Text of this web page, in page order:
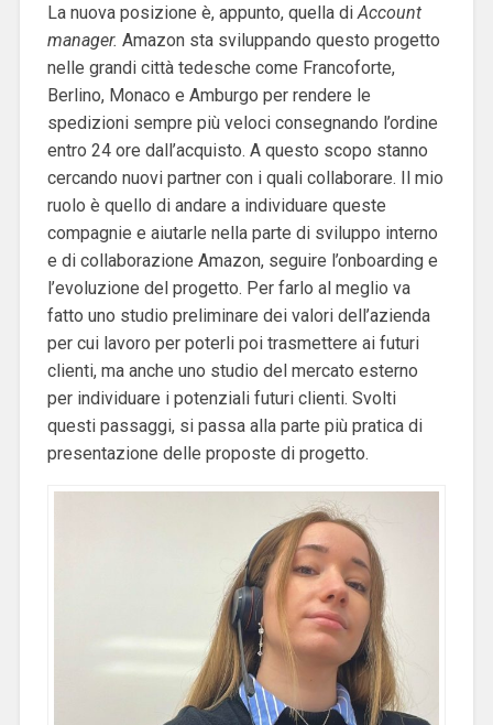
La nuova posizione è, appunto, quella di Account
manager. Amazon sta sviluppando questo progetto
nelle grandi città tedesche come Francoforte,
Berlino, Monaco e Amburgo per rendere le
spedizioni sempre più veloci consegnando l’ordine
entro 24 ore dall’acquisto. A questo scopo stanno
cercando nuovi partner con i quali collaborare. Il mio
ruolo è quello di andare a individuare queste
compagnie e aiutarle nella parte di sviluppo interno
e di collaborazione Amazon, seguire l’onboarding e
l’evoluzione del progetto. Per farlo al meglio va
fatto uno studio preliminare dei valori dell’azienda
per cui lavoro per poterli poi trasmettere ai futuri
clienti, ma anche uno studio del mercato esterno
per individuare i potenziali futuri clienti. Svolti
questi passaggi, si passa alla parte più pratica di
presentazione delle proposte di progetto.